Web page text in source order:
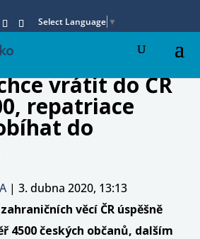
Select Language ▼
vrátit do ČR
repatriace
do
|3. dubna 2020, 13:13
věcí ČR úspěšně
4500 českých občanů, dalším